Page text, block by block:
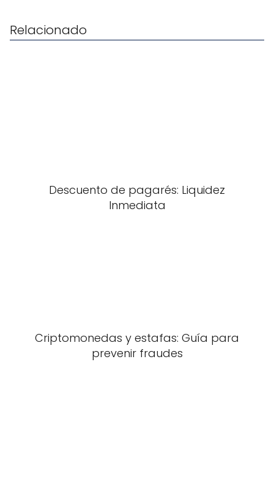
Relacionado
Descuento de pagarés: Liquidez
Inmediata
Criptomonedas y estafas: Guía para
prevenir fraudes